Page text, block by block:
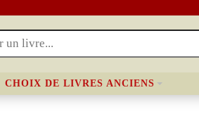
CHOIX DE LIVRES ANCIENS